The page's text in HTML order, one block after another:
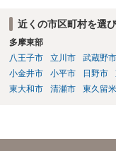
近くの市区町村を選
多摩東部
八王子市
立川市 武蔵野市
小金井市
小平市 日野市
東大和市
清瀬市 東久留